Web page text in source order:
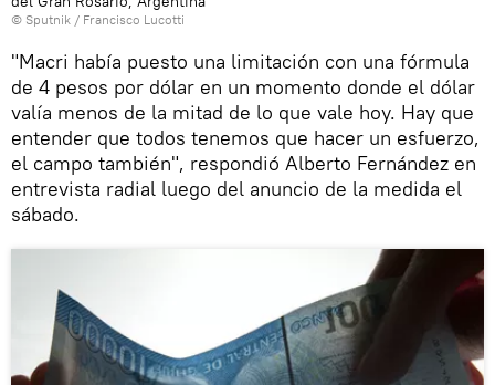
© Sputnik / Francisco Lucotti
"Macri había puesto una limitación con una fórmula
de 4 pesos por dólar en un momento donde el dólar
valía menos de la mitad de lo que vale hoy. Hay que
entender que todos tenemos que hacer un esfuerzo,
el campo también", respondió Alberto Fernández en
entrevista radial luego del anuncio de la medida el
sábado.